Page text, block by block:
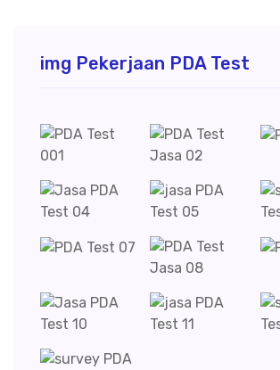
img Pekerjaan PDA Test